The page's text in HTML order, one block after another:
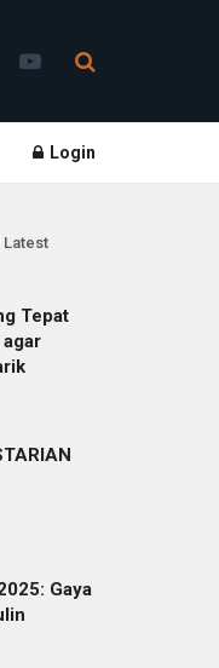
Login
Latest
Tepat
Gaya